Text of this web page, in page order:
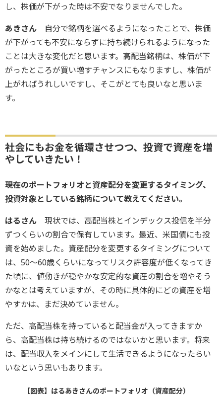
し、株価が下がった時は不安でなりませんでした。
あきさん 自分で銘柄を選べるようになったことで、株価
が下がっても不安にならずに持ち続けられるようになった
ことは大きな変化だと思います。高配当銘柄は、株価が下
がったところが買い増すチャンスにもなりますし、株価が
上がればうれしいですし、そこがとても良いなと思いま
す。
社会にもお金を循環させつつ、投資で資産を増
やしていきたい！
――現在のポートフォリオと資産配分を変更するタイミング、
投資対象としている銘柄について教えてください。 ‎
はるさん 現状では、高配当株とインデックス投信を半分
ずつくらいの割合で保有しています。最近、米国債にも投
資を始めました。資産配分を変更するタイミングについて
は、50～60歳くらいになってリスク許容度が低くなってき
た頃に、値動きが穏やかな安定的な資産の割合を増やそう
かなとは考えていますが、その時に具体的にどの資産を増
やすかは、まだ決めていません。
ただ、高配当株を持っていると配当金が入ってきますか
ら、高配当株は持ち続けるのではないかと思います。将来
は、配当収入をメインにして生活できるようになったらい
いなという思いもあります。
【図表】はるあきさんのポートフォリオ（資産配分）